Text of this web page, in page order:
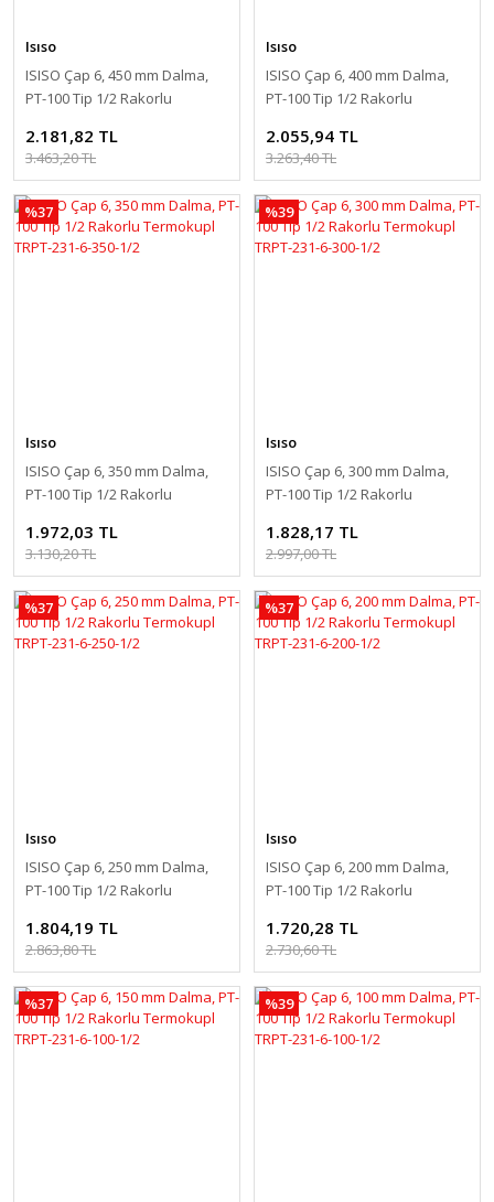
Isıso
ISISO Çap 6, 450 mm Dalma,
PT-100 Tip 1/2 Rakorlu
2.181,82 TL
3.463,20 TL
Isıso
ISISO Çap 6, 400 mm Dalma,
PT-100 Tip 1/2 Rakorlu
2.055,94 TL
3.263,40 TL
%37
Isıso
ISISO Çap 6, 350 mm Dalma,
PT-100 Tip 1/2 Rakorlu
1.972,03 TL
3.130,20 TL
%39
Isıso
ISISO Çap 6, 300 mm Dalma,
PT-100 Tip 1/2 Rakorlu
1.828,17 TL
2.997,00 TL
%37
Isıso
ISISO Çap 6, 250 mm Dalma,
PT-100 Tip 1/2 Rakorlu
1.804,19 TL
2.863,80 TL
%37
Isıso
ISISO Çap 6, 200 mm Dalma,
PT-100 Tip 1/2 Rakorlu
1.720,28 TL
2.730,60 TL
%37 %39